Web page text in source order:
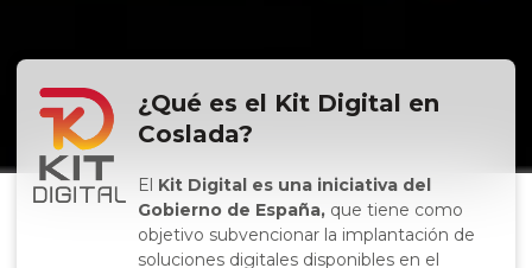
¿Qué es el Kit Digital en
Coslada?
El Kit Digital es una iniciativa del
Gobierno de España, que tiene como
objetivo subvencionar la implantación de
soluciones digitales disponibles en el